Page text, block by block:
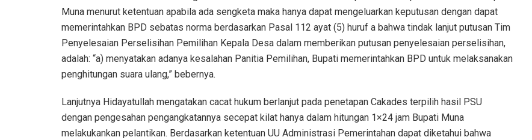
Muna menurut ketentuan apabila ada sengketa maka hanya dapat mengeluarkan keputusan dengan dapat
memerintahkan BPD sebatas norma berdasarkan Pasal 112 ayat (5) huruf a bahwa tindak lanjut putusan Tim
Penyelesaian Perselisihan Pemilihan Kepala Desa dalam memberikan putusan penyelesaian perselisihan,
adalah: “a) menyatakan adanya kesalahan Panitia Pemilihan, Bupati memerintahkan BPD untuk melaksanakan
penghitungan suara ulang,” bebernya.
Lanjutnya Hidayatullah mengatakan cacat hukum berlanjut pada penetapan Cakades terpilih hasil PSU
dengan pengesahan pengangkatannya secepat kilat hanya dalam hitungan 1×24 jam Bupati Muna
melakukankan pelantikan. Berdasarkan ketentuan UU Administrasi Pemerintahan dapat diketahui bahwa